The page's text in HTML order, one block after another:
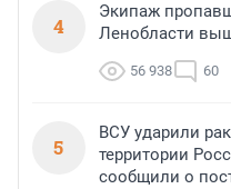
4
Экипаж
Ленобласти
56 938 60
5
ВСУ ударили
территории
сообщили о